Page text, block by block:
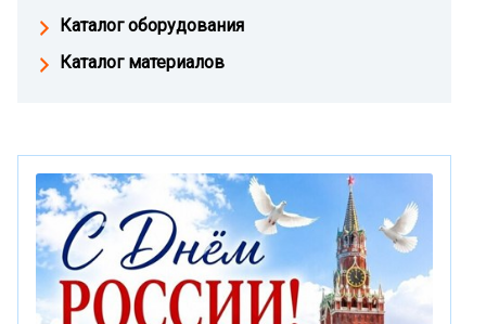
Каталог оборудования
Каталог материалов